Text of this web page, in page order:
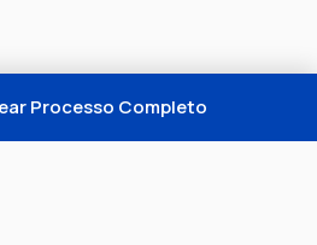
Processo Completo